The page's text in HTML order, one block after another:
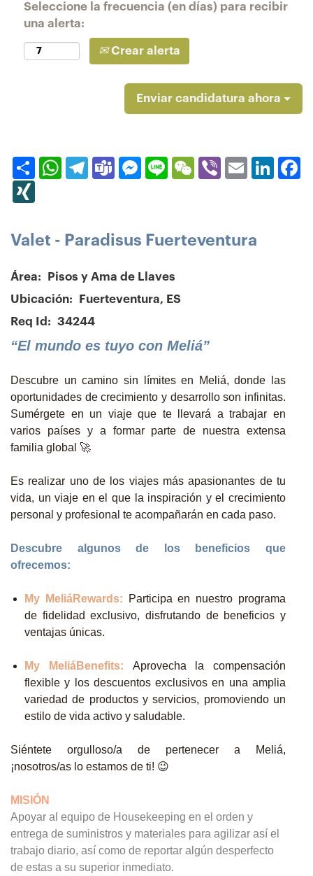
Seleccione la frecuencia (en días) para recibir
una alerta:
Crear alerta
Enviar candidatura ahora
CompartirWhatsApp
Telegram
TeamsMessenger
Line WeChatViberEmail
Valet - Paradisus Fuerteventura
Área:
Pisos y Ama de Llaves
Ubicación:
Fuerteventura, ES
Req Id: 34244
“El mundo es tuyo con Meliá”
Descubre un camino sin límites en Meliá, donde las
oportunidades de crecimiento y desarrollo son infinitas.
Sumérgete en un viaje que te llevará a trabajar en
varios países y a formar parte de nuestra extensa
familia global 🚀
Es realizar uno de los viajes más apasionantes de tu
vida, un viaje en el que la inspiración y el crecimiento
personal y profesional te acompañarán en cada paso.
Descubre algunos de los beneficios que
ofrecemos:
My MeliáRewards: Participa en nuestro programa
de fidelidad exclusivo, disfrutando de beneficios y
ventajas únicas.
My MeliáBenefits: Aprovecha la compensación
flexible y los descuentos exclusivos en una amplia
variedad de productos y servicios, promoviendo un
estilo de vida activo y saludable.
Siéntete orgulloso/a de pertenecer a Meliá,
¡nosotros/as lo estamos de ti! 😉
MISIÓN
Apoyar al equipo de Housekeeping en el orden y
entrega de suministros y materiales para agilizar así el
trabajo diario, así como de reportar algún desperfecto
de estas a su superior inmediato.